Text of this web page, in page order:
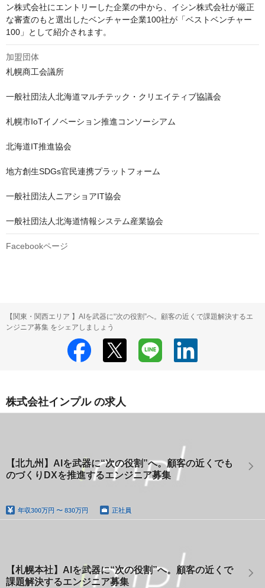
ン株式会社にエントリーした企業の中から、イシン株式会社が厳正
な審査のもと選出したベンチャー企業100社が「ベストベンチャー
100」として紹介されます。
加盟団体
札幌商工会議所
一般社団法人北海道マルチテック・クリエイティブ協議会
札幌市IoTイノベーション推進コンソーシアム
北海道IT推進協会
地方創生SDGs官民連携プラットフォーム
一般社団法人ニアショアIT協会
一般社団法人北海道情報システム産業協会
Facebookページ
【関東・関西エリア 】AIを武器に“次の役割”へ。顧客の近くで課題解決するエ
ンジニア募集 をシェアしましょう
株式会社インプル の求人
【北九州】AIを武器に“次の役割”へ。顧客の近くでも
のづくりDXを推進するエンジニア募集
年収300万円 〜 830万円 正社員
【札幌本社】AIを武器に“次の役割”へ。顧客の近くで
課題解決するエンジニア募集